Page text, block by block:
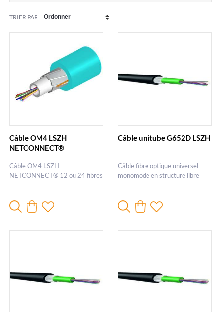
TRIER PAR
Câble OM4 LSZH
NETCONNECT®
Câble OM4 LSZH
NETCONNECT® 12 ou 24 fibres
Câble unitube G652D LSZH
Câble fibre optique universel
monomode en structure libre